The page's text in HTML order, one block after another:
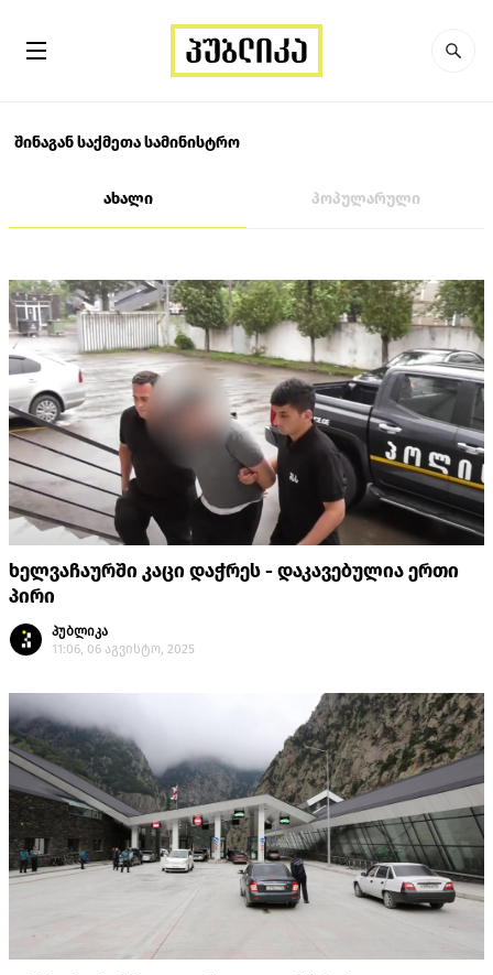
შინაგან საქმეთა სამინისტრო
ახალი პოპულარული
ხელვაჩაურში კაცი დაჭრეს - დაკავებულია ერთი
პირი
პუბლიკა
11:06, 06 აგვისტო, 2025